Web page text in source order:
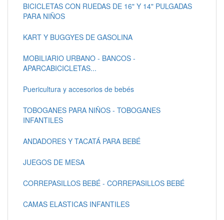
BICICLETAS CON RUEDAS DE 16" Y 14" PULGADAS
PARA NIÑOS
KART Y BUGGYES DE GASOLINA
MOBILIARIO URBANO - BANCOS -
APARCABICICLETAS...
Puericultura y accesorios de bebés
TOBOGANES PARA NIÑOS - TOBOGANES
INFANTILES
ANDADORES Y TACATÁ PARA BEBÉ
JUEGOS DE MESA
CORREPASILLOS BEBÉ - CORREPASILLOS BEBÉ
CAMAS ELASTICAS INFANTILES